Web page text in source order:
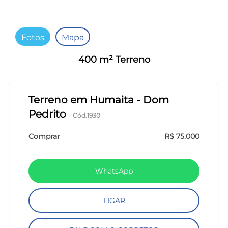
Fotos Mapa
400 m² Terreno
Terreno em Humaita - Dom
Pedrito - Cód.1930
Comprar R$ 75.000
WhatsApp
LIGAR